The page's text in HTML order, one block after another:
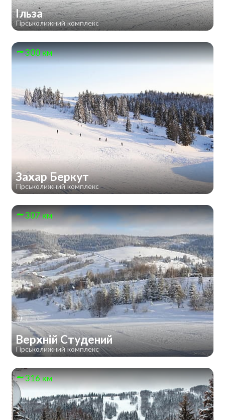
Ільза
Гірськолижний комплекс
300 км
Захар Беркут
Гірськолижний комплекс
307 км
Верхній Студений
Гірськолижний комплекс
316 км